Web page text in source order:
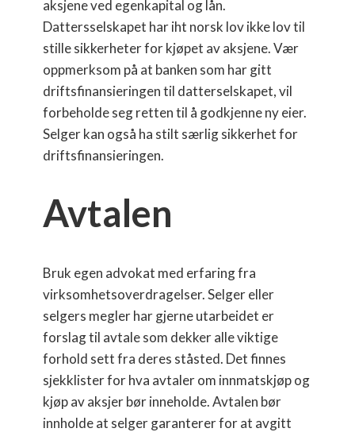
aksjene ved egenkapital og lån.
Dattersselskapet har iht norsk lov ikke lov til
stille sikkerheter for kjøpet av aksjene. Vær
oppmerksom på at banken som har gitt
driftsfinansieringen til datterselskapet, vil
forbeholde seg retten til å godkjenne ny eier.
Selger kan også ha stilt særlig sikkerhet for
driftsfinansieringen.
Avtalen
Bruk egen advokat med erfaring fra
virksomhetsoverdragelser. Selger eller
selgers megler har gjerne utarbeidet er
forslag til avtale som dekker alle viktige
forhold sett fra deres ståsted. Det finnes
sjekklister for hva avtaler om innmatskjøp og
kjøp av aksjer bør inneholde. Avtalen bør
innholde at selger garanterer for at avgitt